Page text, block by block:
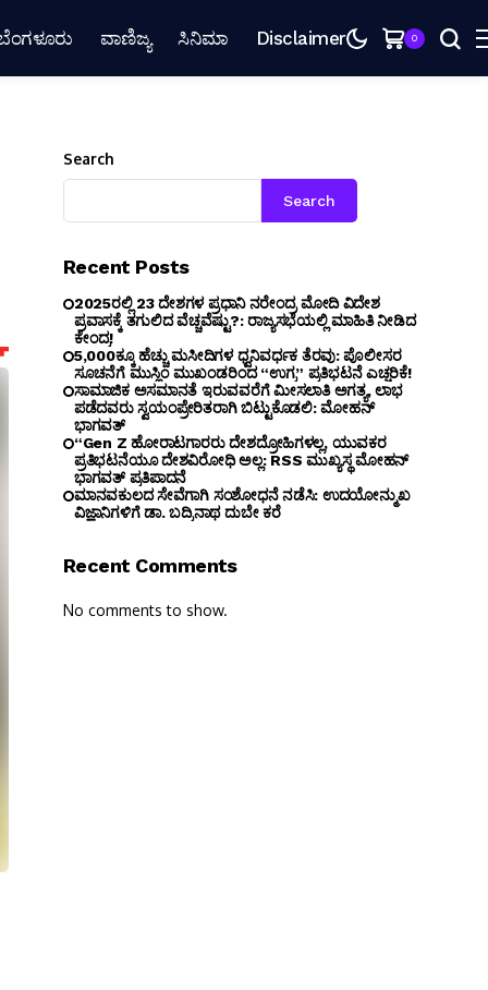
ವಾಣಿಜ್ಯ ಸಿನಿಮಾ Disclaimer 0
Search
Search
Recent Posts
2025ರಲ್ಲಿ 23 ದೇಶಗಳ ಪ್ರಧಾನಿ ನರೇಂದ್ರ ಮೋದಿ ವಿದೇಶ
ಪ್ರವಾಸಕ್ಕೆ ತಗುಲಿದ ವೆಚ್ಚವೆಷ್ಟು?: ರಾಜ್ಯಸಭೆಯಲ್ಲಿ ಮಾಹಿತಿ ನೀಡಿದ
ಕೇಂದ್ರ!
5,000ಕ್ಕೂ ಹೆಚ್ಚು ಮಸೀದಿಗಳ ಧ್ವನಿವರ್ಧಕ ತೆರವು: ಪೊಲೀಸರ
ಸೂಚನೆಗೆ ಮುಸ್ಲಿಂ ಮುಖಂಡರಿಂದ “ಉಗ್ರ” ಪ್ರತಿಭಟನೆ ಎಚ್ಚರಿಕೆ!
ಸಾಮಾಜಿಕ ಅಸಮಾನತೆ ಇರುವವರೆಗೆ ಮೀಸಲಾತಿ ಅಗತ್ಯ, ಲಾಭ
ಪಡೆದವರು ಸ್ವಯಂಪ್ರೇರಿತರಾಗಿ ಬಿಟ್ಟುಕೊಡಲಿ: ಮೋಹನ್
ಭಾಗವತ್
“Gen Z ಹೋರಾಟಗಾರರು ದೇಶದ್ರೋಹಿಗಳಲ್ಲ, ಯುವಕರ
ಪ್ರತಿಭಟನೆಯೂ ದೇಶವಿರೋಧಿ ಅಲ್ಲ: RSS ಮುಖ್ಯಸ್ಥ ಮೋಹನ್
ಭಾಗವತ್ ಪ್ರತಿಪಾದನೆ
ಮಾನವಕುಲದ ಸೇವೆಗಾಗಿ ಸಂಶೋಧನೆ ನಡೆಸಿ: ಉದಯೋನ್ಮುಖ
ವಿಜ್ಞಾನಿಗಳಿಗೆ ಡಾ. ಬದ್ರಿನಾಥ ದುಬೇ ಕರೆ
Recent Comments
No comments to show.